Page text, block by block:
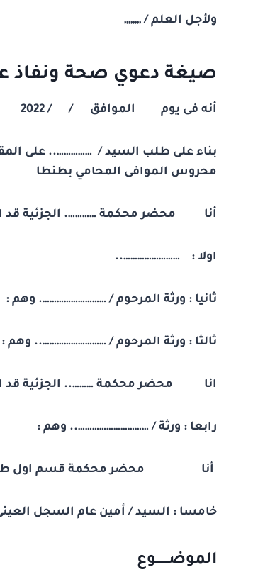
ولأجل العلم / ,,,,,,,,
صيغة دعوي صحة ونفاذ
أنه فى يوم الموافق / / 2022
بناء على طلب السيد / …………….. على
محروس الموافى المحامي بطنطا
أنا محضر محكمة …………. الجزئية قد
اولا : ……………………..
ثانيا : ورثة المرحوم / ………………………. وهم :
ثالثا : ورثة المرحوم / ……………………….. وهم :
انا محضر محكمة ……….. الجزئية قد
رابعا : ورثة / ………………………….. وهم :
أنا محضر محكمة قسم اول طنطا
خامسا : السيد / أمين عام السجل
الموضــــــوع